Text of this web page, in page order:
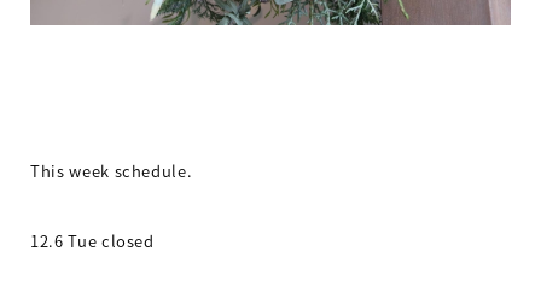
This week schedule.
12.6 Tue closed